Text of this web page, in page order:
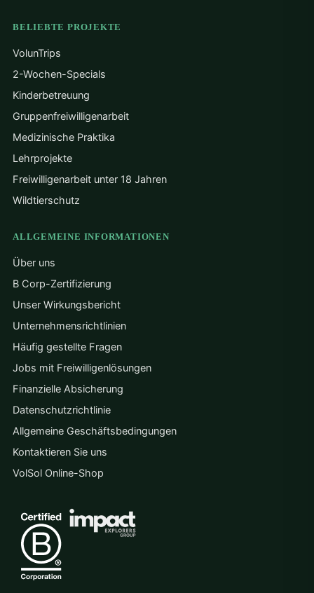
BELIEBTE PROJEKTE
VolunTrips
2-Wochen-Specials
Kinderbetreuung
Gruppenfreiwilligenarbeit
Medizinische Praktika
Lehrprojekte
Freiwilligenarbeit unter 18 Jahren
Wildtierschutz
ALLGEMEINE INFORMATIONEN
Über uns
B Corp-Zertifizierung
Unser Wirkungsbericht
Unternehmensrichtlinien
Häufig gestellte Fragen
Jobs mit Freiwilligenlösungen
Finanzielle Absicherung
Datenschutzrichtlinie
Allgemeine Geschäftsbedingungen
Kontaktieren Sie uns
VolSol Online-Shop